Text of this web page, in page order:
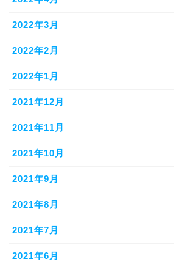
2022年3月
2022年2月
2022年1月
2021年12月
2021年11月
2021年10月
2021年9月
2021年8月
2021年7月
2021年6月